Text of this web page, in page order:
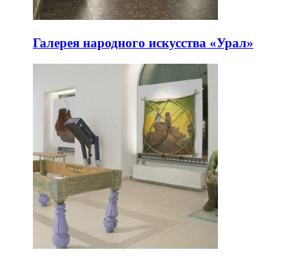
Галерея народного искусства «Урал»